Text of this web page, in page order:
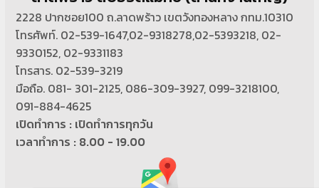
2228 ปากซอย100 ถ.ลาดพร้าว เขตวังทองหลาง กทม.10310
โทรศัพท์. 02-539-1647,02-9318278,02-5393218, 02-
9330152, 02-9331183
โทรสาร. 02-539-3219
มือถือ. 081- 301-2125, 086-309-3927, 099-3218100,
091-884-4625
เปิดทำการ : เปิดทำการทุกวัน
เวลาทำการ : 8.00 - 19.00